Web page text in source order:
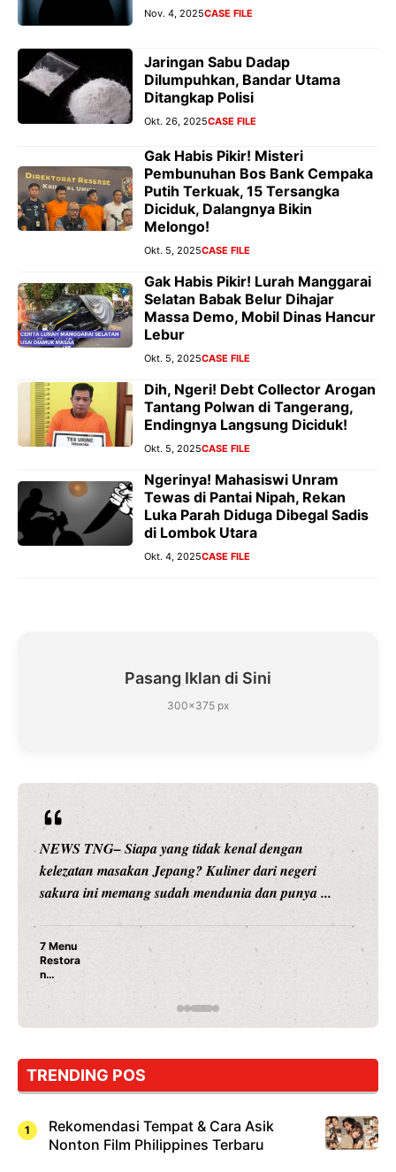
Nov. 4, 2025CASE FILE
Jaringan Sabu Dadap
Dilumpuhkan, Bandar Utama
Ditangkap Polisi
Okt. 26, 2025CASE FILE
Gak Habis Pikir! Misteri
Pembunuhan Bos Bank Cempaka
Putih Terkuak, 15 Tersangka
Diciduk, Dalangnya Bikin
Melongo!
Okt. 5, 2025CASE FILE
Gak Habis Pikir! Lurah Manggarai
Selatan Babak Belur Dihajar
Massa Demo, Mobil Dinas Hancur
Lebur
Okt. 5, 2025CASE FILE
Dih, Ngeri! Debt Collector Arogan
Tantang Polwan di Tangerang,
Endingnya Langsung Diciduk!
Okt. 5, 2025CASE FILE
Ngerinya! Mahasiswi Unram
Tewas di Pantai Nipah, Rekan
Luka Parah Diduga Dibegal Sadis
di Lombok Utara
Okt. 4, 2025CASE FILE
Pasang Iklan di Sini
300×375 px
NEWS TNG– Siapa yang tidak kenal dengan
kelezatan masakan Jepang? Kuliner dari negeri
sakura ini memang sudah mendunia dan punya ...
7 Menu
Restora
n
Jepang
yang
Dicoba,
Cuma
Sushi!
TRENDING POS
Rekomendasi Tempat & Cara Asik
Nonton Film Philippines Terbaru